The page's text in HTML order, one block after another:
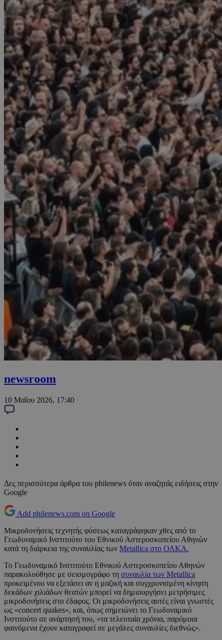
newsroom
10 Μαΐου 2026, 17:40
Δες περισσότερα άρθρα του philenews όταν αναζητάς ειδήσεις στην
Google
Add philenews.com on Google
Μικροδονήσεις τεχνητής φύσεως καταγράφηκαν χθες από το
Γεωδυναμικό Ινστιτούτο του Εθνικού Αστεροσκοπείου Αθηνών
κατά τη διάρκεια της συναυλίας των Metallica στο ΟΑΚΑ.
Το Γεωδυναμικό Ινστιτούτο Εθνικού Αστεροσκοπείου Αθηνών
παρακολούθησε με σεισμογράφο τη συναυλία των Metallica
προκειμένου να εξετάσει αν η μαζική και συγχρονισμένη κίνηση
δεκάδων χιλιάδων θεατών μπορεί να δημιουργήσει μετρήσιμες
μικροδονήσεις στο έδαφος. Οι μικροδονήσεις αυτές είναι γνωστές
ως «concert quakes», και, όπως σημειώνει το Γεωδυναμικό
Ινστιτούτο σε ανάρτησή του, «τα τελευταία χρόνια, παρόμοια
φαινόμενα έχουν καταγραφεί σε μεγάλες συναυλίες διεθνώς».